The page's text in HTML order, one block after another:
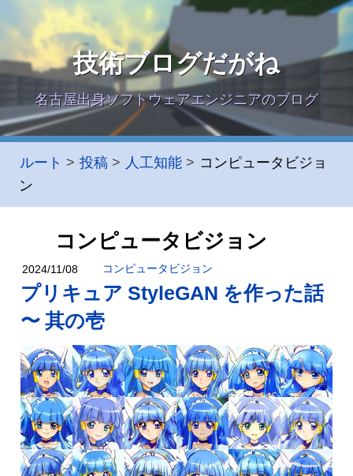
技術ブログだがね
名古屋出身ソフトウェアエンジニアのブログ
ルート 投稿 人工知能
コンピュータビジョ
ン
コンピュータビジョン
2024/11/08 コンピュータビジョン
プリキュア StyleGAN を作った話
〜 其の壱